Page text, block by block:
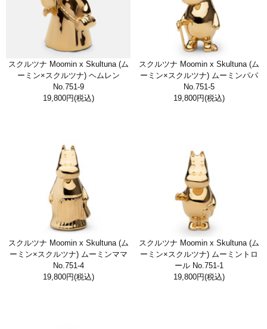
スクルツナ Moomin x Skultuna (ム
ーミン×スクルツナ) ヘムレン
No.751-9
19,800円(税込)
スクルツナ Moomin x Skultuna (ム
ーミン×スクルツナ) ムーミンパパ
No.751-5
19,800円(税込)
スクルツナ Moomin x Skultuna (ム
ーミン×スクルツナ) ムーミンママ
No.751-4
19,800円(税込)
スクルツナ Moomin x Skultuna (ム
ーミン×スクルツナ) ムーミントロ
ール No.751-1
19,800円(税込)